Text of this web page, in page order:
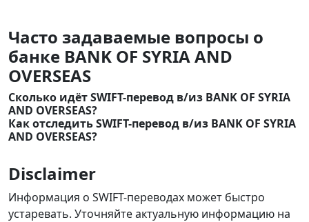
Часто задаваемые вопросы о
банке BANK OF SYRIA AND
OVERSEAS
Сколько идёт SWIFT-перевод в/из BANK OF SYRIA
AND OVERSEAS?
Как отследить SWIFT-перевод в/из BANK OF SYRIA
AND OVERSEAS?
Disclaimer
Информация о SWIFT-переводах может быстро
устаревать. Уточняйте актуальную информацию на